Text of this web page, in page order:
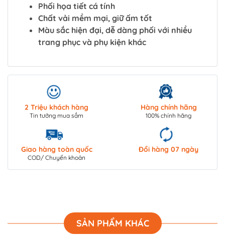
Phối họa tiết cá tính
Chất vải mềm mại, giữ ấm tốt
Màu sắc hiện đại, dễ dàng phối với nhiều
trang phục và phụ kiện khác
2 Triệu khách hàng
Tin tưởng mua sắm
Hàng chính hãng
100% chính hãng
Giao hàng toàn quốc
COD/ Chuyển khoản
Đổi hàng 07 ngày
SẢN PHẨM KHÁC